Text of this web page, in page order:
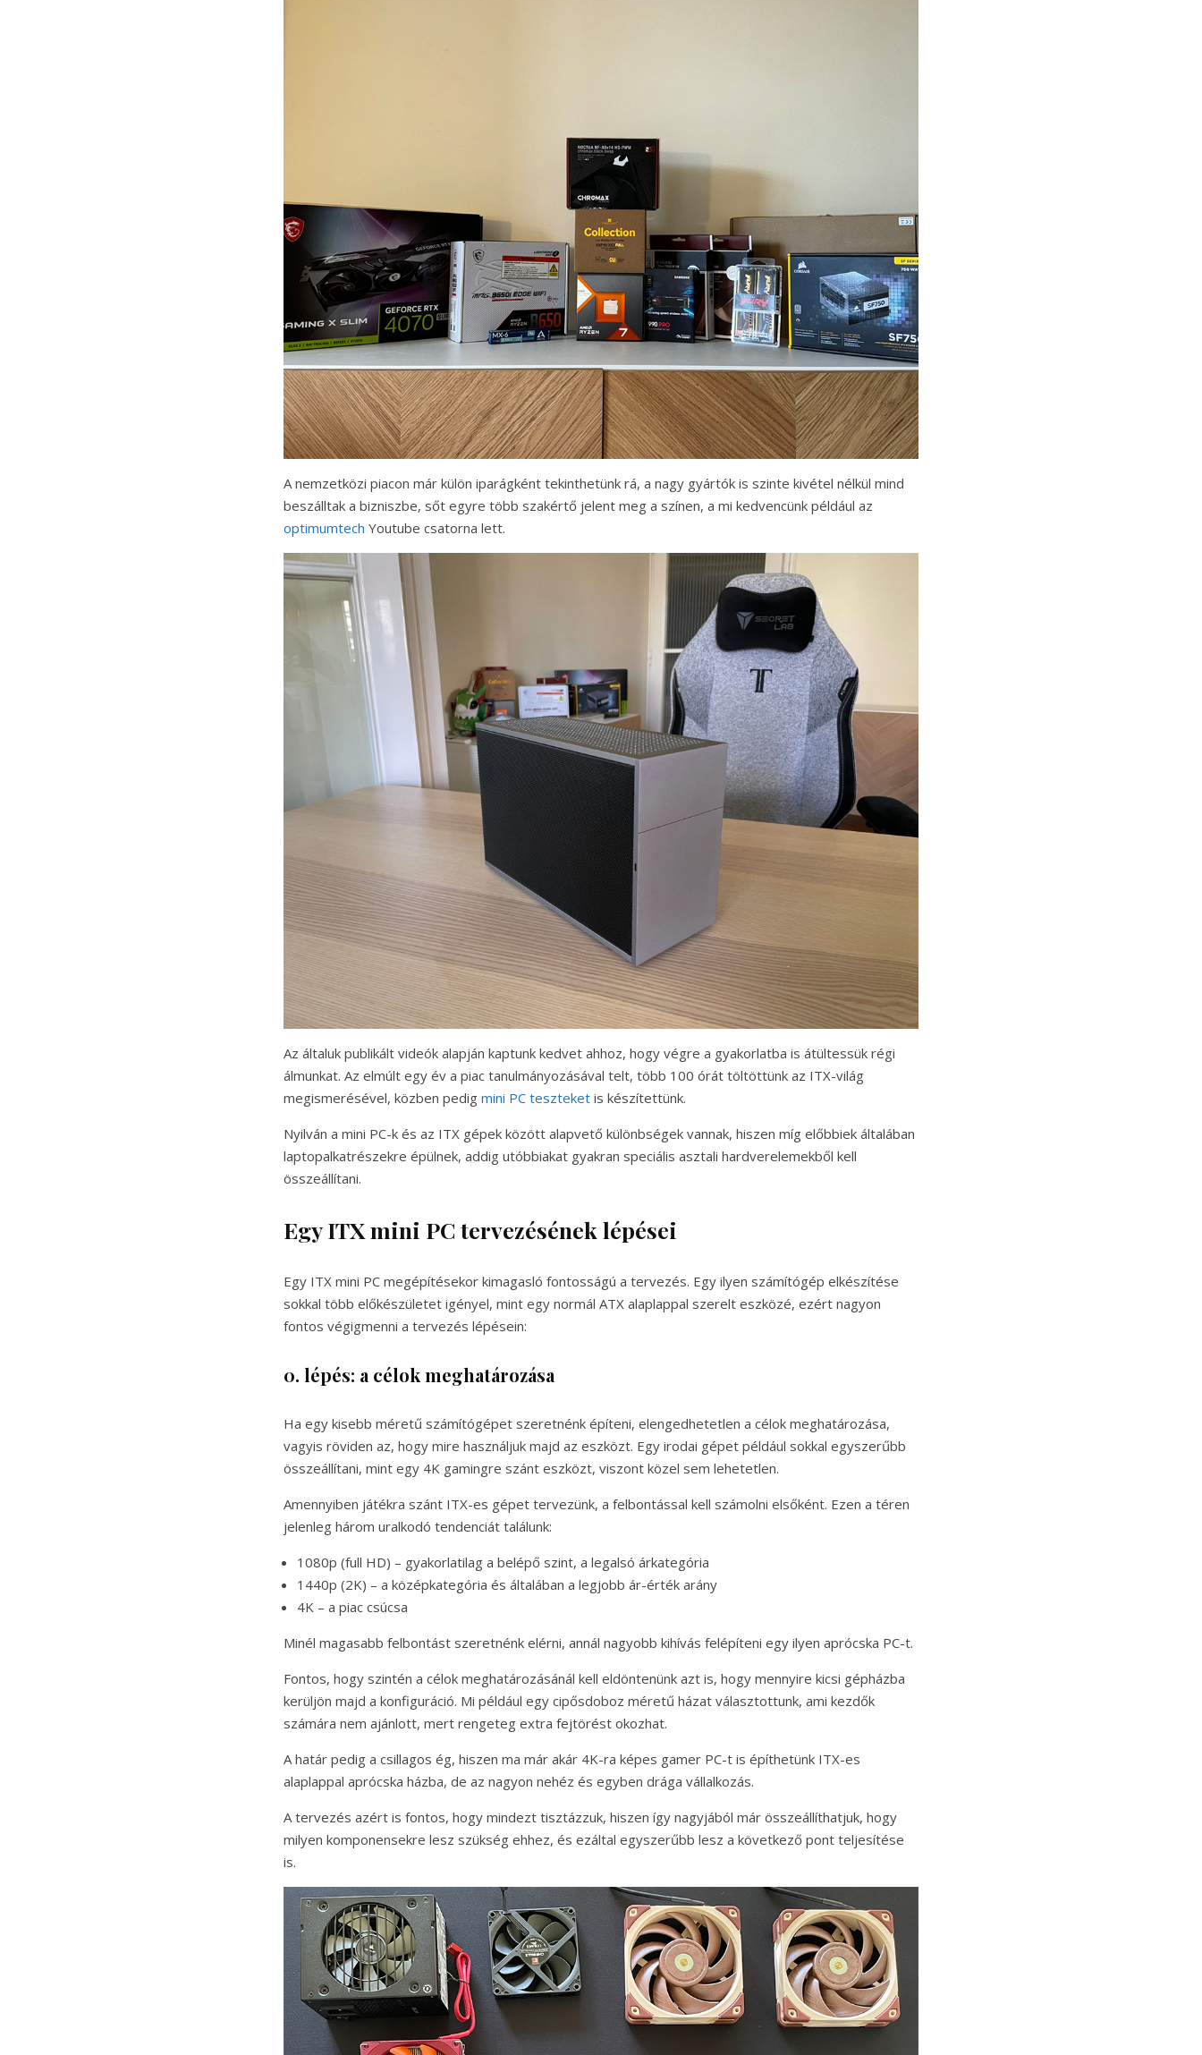
A nemzetközi piacon már külön iparágként tekinthetünk rá, a nagy gyártók is szinte kivétel nélkül mind
beszálltak a bizniszbe, sőt egyre több szakértő jelent meg a színen, a mi kedvencünk például az
optimumtech Youtube csatorna lett.
Az általuk publikált videók alapján kaptunk kedvet ahhoz, hogy végre a gyakorlatba is átültessük régi
álmunkat. Az elmúlt egy év a piac tanulmányozásával telt, több 100 órát töltöttünk az ITX-világ
megismerésével, közben pedig mini PC teszteket is készítettünk.
Nyilván a mini PC-k és az ITX gépek között alapvető különbségek vannak, hiszen míg előbbiek általában
laptopalkatrészekre épülnek, addig utóbbiakat gyakran speciális asztali hardverelemekből kell
összeállítani.
Egy ITX mini PC tervezésének lépései
Egy ITX mini PC megépítésekor kimagasló fontosságú a tervezés. Egy ilyen számítógép elkészítése
sokkal több előkészületet igényel, mint egy normál ATX alaplappal szerelt eszközé, ezért nagyon
fontos végigmenni a tervezés lépésein:
0. lépés: a célok meghatározása
Ha egy kisebb méretű számítógépet szeretnénk építeni, elengedhetetlen a célok meghatározása,
vagyis röviden az, hogy mire használjuk majd az eszközt. Egy irodai gépet például sokkal egyszerűbb
összeállítani, mint egy 4K gamingre szánt eszközt, viszont közel sem lehetetlen.
Amennyiben játékra szánt ITX-es gépet tervezünk, a felbontással kell számolni elsőként. Ezen a téren
jelenleg három uralkodó tendenciát találunk:
1080p (full HD) – gyakorlatilag a belépő szint, a legalsó árkategória
1440p (2K) – a középkategória és általában a legjobb ár-érték arány
4K – a piac csúcsa
Minél magasabb felbontást szeretnénk elérni, annál nagyobb kihívás felépíteni egy ilyen aprócska PC-t.
Fontos, hogy szintén a célok meghatározásánál kell eldöntenünk azt is, hogy mennyire kicsi gépházba
kerüljön majd a konfiguráció. Mi például egy cipősdoboz méretű házat választottunk, ami kezdők
számára nem ajánlott, mert rengeteg extra fejtörést okozhat.
A határ pedig a csillagos ég, hiszen ma már akár 4K-ra képes gamer PC-t is építhetünk ITX-es
alaplappal aprócska házba, de az nagyon nehéz és egyben drága vállalkozás.
A tervezés azért is fontos, hogy mindezt tisztázzuk, hiszen így nagyjából már összeállíthatjuk, hogy
milyen komponensekre lesz szükség ehhez, és ezáltal egyszerűbb lesz a következő pont teljesítése
is.